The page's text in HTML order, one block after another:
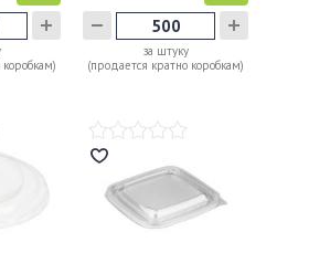
за штуку
(продается кратно коробкам)